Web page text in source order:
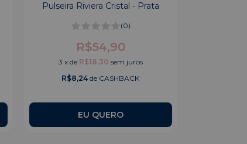
Pulseira Riviera Cristal - Prata
(0)
R$54,90
3 x de R$18,30 sem juros
R$8,24 de CASHBACK